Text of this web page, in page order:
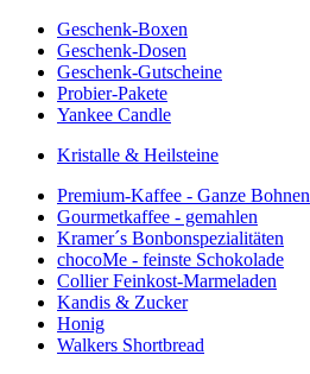
Geschenk-Boxen
Geschenk-Dosen
Geschenk-Gutscheine
Probier-Pakete
Yankee Candle
Kristalle & Heilsteine
Premium-Kaffee - Ganze Bohnen
Gourmetkaffee - gemahlen
Kramer´s Bonbonspezialitäten
chocoMe - feinste Schokolade
Collier Feinkost-Marmeladen
Kandis & Zucker
Honig
Walkers Shortbread